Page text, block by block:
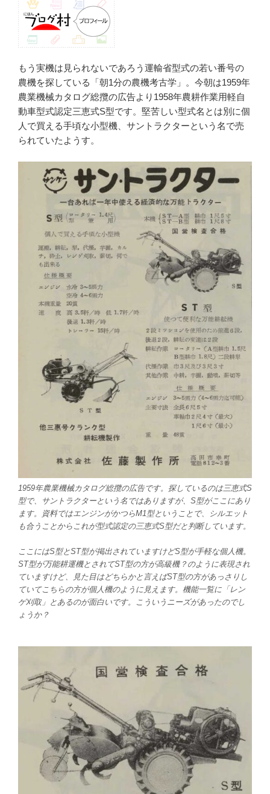
もう実機は見られないであろう運輸省型式の若い番号の
農機を探している「朝1分の農機考古学」。今朝は1959年
農業機械カタログ総攬の広告より1958年農耕作業用軽自
動車型式認定三恵式S型です。堅苦しい型式名とは別に個
人で買える手頃な小型機、サントラクターという名で売
られていたようす。
1959年農業機械カタログ総攬の広告です。探しているのは三恵式S
型で、サントラクターという名ではありますが、S型がここにあり
ます。資料ではエンジンがかつらM1型ということで、シルエット
も合うことからこれが型式認定の三恵式S型だと判断しています。
ここにはS型とST型が掲出されていますけどS型が手軽な個人機。
ST型が万能耕運機とされてST型の方が高級機？のように表現され
ていますけど、見た目はどちらかと言えばST型の方があっさりし
ていてこちらの方が個人機のように見えます。機能一覧に「レン
ゲ刈取」とあるのが面白いです。こういうニーズがあったのでし
ょうか？